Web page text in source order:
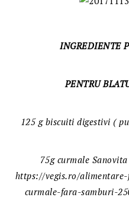
INGREDIENTE
PENTRU
125 g biscuiti digestivi (
75g curmale
https://vegis.ro/
curmale-fara-samburi-